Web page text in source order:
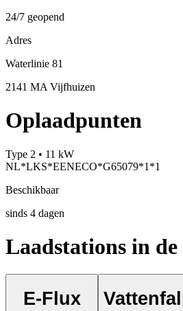
24/7 geopend
Adres
Waterlinie 81
2141 MA Vijfhuizen
Oplaadpunten
Type 2 • 11 kW
NL*LKS*EENECO*G65079*1*1
Beschikbaar
sinds 4 dagen
Laadstations in
E-Flux